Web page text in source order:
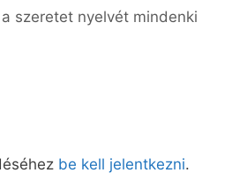
szeretet nyelvét mindenki
be kell jelentkezni.